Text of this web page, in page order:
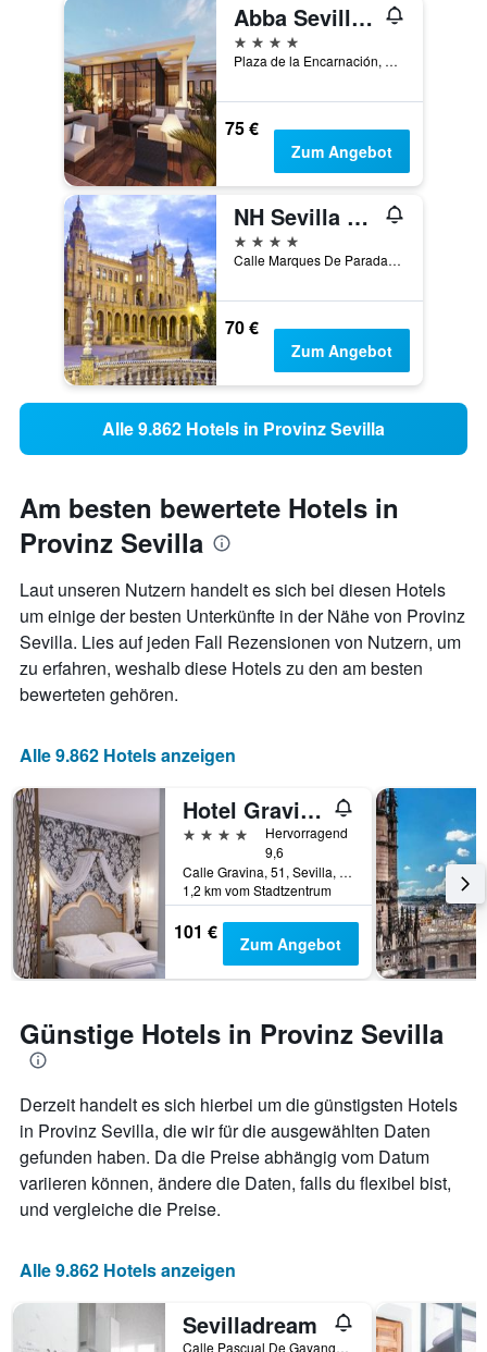
Abba Sevilla Hotel
4 Sterne
Plaza de la Encarnación, 19, Sevilla, Andalusien, Spanien
75 €
Zum Angebot
NH Sevilla Plaza de Armas
4 Sterne
Calle Marques De Paradas, 37, 3a, Sevilla, Andalusien, Spanien
70 €
Zum Angebot
Alle 9.862 Hotels in Provinz Sevilla
Am besten bewertete Hotels in
Provinz Sevilla
Laut unseren Nutzern handelt es sich bei diesen Hotels
um einige der besten Unterkünfte in der Nähe von Provinz
Sevilla. Lies auf jeden Fall Rezensionen von Nutzern, um
zu erfahren, weshalb diese Hotels zu den am besten
bewerteten gehören.
Alle 9.862 Hotels anzeigen
Hotel Gravina 51
4 Sterne
Hervorragend
9,6
Calle Gravina, 51, Sevilla, Andalusien, Spanien
1,2 km vom Stadtzentrum
101 € Zum Angebot
Günstige Hotels in Provinz Sevilla
Derzeit handelt es sich hierbei um die günstigsten Hotels
in Provinz Sevilla, die wir für die ausgewählten Daten
gefunden haben. Da die Preise abhängig vom Datum
variieren können, ändere die Daten, falls du flexibel bist,
und vergleiche die Preise.
Alle 9.862 Hotels anzeigen
Sevilladream
Calle Pascual De Gayangos 32, Sevilla, Andalusien, Spanien